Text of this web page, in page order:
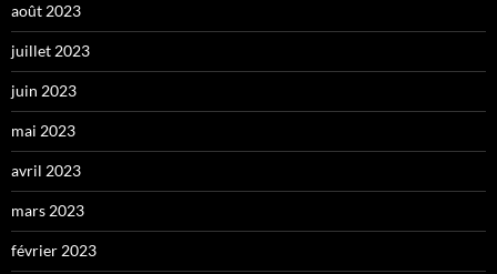
août 2023
juillet 2023
juin 2023
mai 2023
avril 2023
mars 2023
février 2023